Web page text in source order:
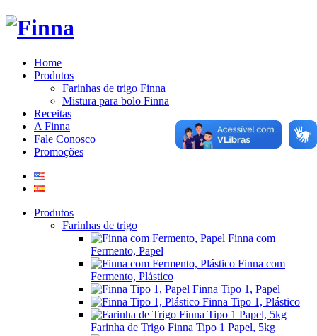
Home
Produtos
Farinhas de trigo Finna
Mistura para bolo Finna
Receitas
A Finna
Fale Conosco
Promoções
Produtos
Farinhas de trigo
Finna com
Fermento, Papel
Finna com
Fermento, Plástico
Finna Tipo 1, Papel
Finna Tipo 1, Plástico
Farinha de Trigo Finna Tipo 1 Papel, 5kg